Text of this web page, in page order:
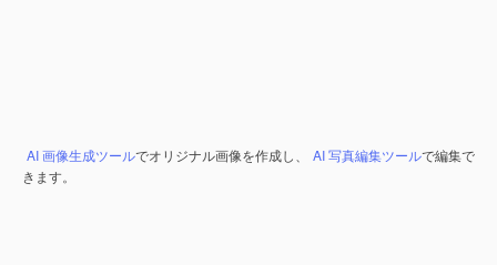
AI 画像生成ツールでオリジナル画像を作成し、 AI 写真編集ツールで編集で
きます。